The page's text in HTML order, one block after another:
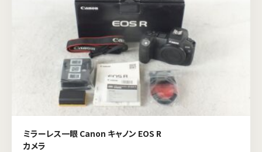
ミラーレス一眼 Canon キャノン EOS R
カメラ